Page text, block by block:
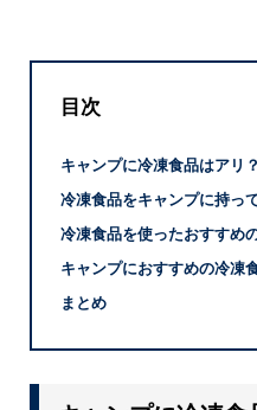
目次
キャンプに冷凍食品はアリ？
冷凍食品をキャンプに持っ
冷凍食品を使ったおすすめ
キャンプにおすすめの冷凍
まとめ